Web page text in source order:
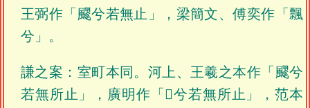
王弼作「飂兮若無止」，梁簡文、傅奕作「飄
兮」。
謙之案：室町本同。河上、王羲之本作「飂兮
若無所止」，廣明作「𣿖兮若無所止」，范本